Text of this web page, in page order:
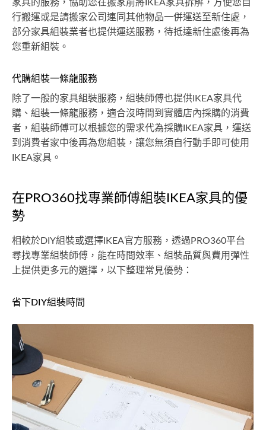
家具的服務，協助您在搬家前將IKEA家具拆解，方便您自
行搬運或是請搬家公司連同其他物品一併運送至新住處，
部分家具組裝業者也提供運送服務，待抵達新住處後再為
您重新組裝。
代購組裝一條龍服務
除了一般的家具組裝服務，組裝師傅也提供IKEA家具代
購、組裝一條龍服務，適合沒時間到實體店內採購的消費
者，組裝師傅可以根據您的需求代為採購IKEA家具，運送
到消費者家中後再為您組裝，讓您無須自行動手即可使用
IKEA家具。
在PRO360找專業師傅組裝IKEA家具的優
勢
相較於DIY組裝或選擇IKEA官方服務，透過PRO360平台
尋找專業組裝師傅，能在時間效率、組裝品質與費用彈性
上提供更多元的選擇，以下整理常見優勢：
省下DIY組裝時間